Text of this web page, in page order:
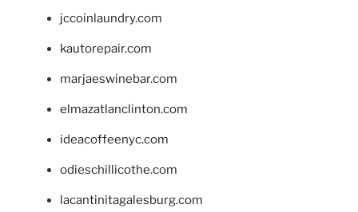
jccoinlaundry.com
kautorepair.com
marjaeswinebar.com
elmazatlanclinton.com
ideacoffeenyc.com
odieschillicothe.com
lacantinitagalesburg.com